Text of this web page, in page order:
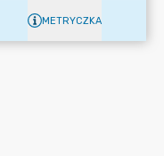
METRYCZKA